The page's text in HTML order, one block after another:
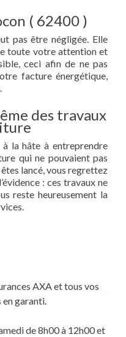
( 62400 )
pas être négligée. Elle
toute votre attention et
ceci afin de ne pas
facture énergétique,
des travaux
la hâte à entreprendre
qui ne pouvaient pas
lancé, vous regrettez
: ces travaux ne
reste heureusement la
AXA et tous vos
garanti.
de 8h00 à 12h00 et